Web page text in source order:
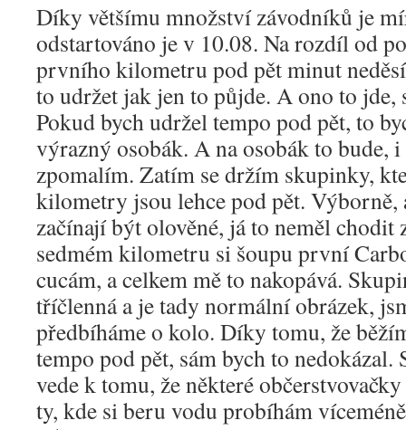
Díky většímu množství závodníků je
odstartováno je v 10.08. Na rozdíl od
prvního kilometru pod pět minut
to udržet jak jen to půjde. A ono to jde,
Pokud bych udržel tempo pod pět, to
výrazný osobák. A na osobák to bude,
zpomalím. Zatím se držím skupinky,
kilometry jsou lehce pod pět.
začínají být olověné, já to neměl chodit
sedmém kilometru si šoupu první
cucám, a celkem mě to nakopává.
tříčlenná a je tady normální obrázek,
předbíháme o kolo. Díky tomu, že
tempo pod pět, sám bych to nedokázal.
vede k tomu, že některé
ty, kde si beru vodu probíhám